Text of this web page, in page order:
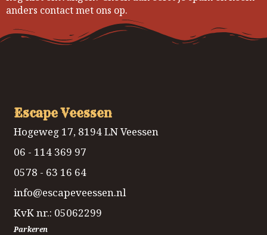
anders contact met ons op.
Escape Veessen
Hogeweg 17, 8194 LN Veessen
06 - 114 369 97
0578 - 63 16 64
info@escapeveessen.nl
KvK nr.: 05062299
Parkeren